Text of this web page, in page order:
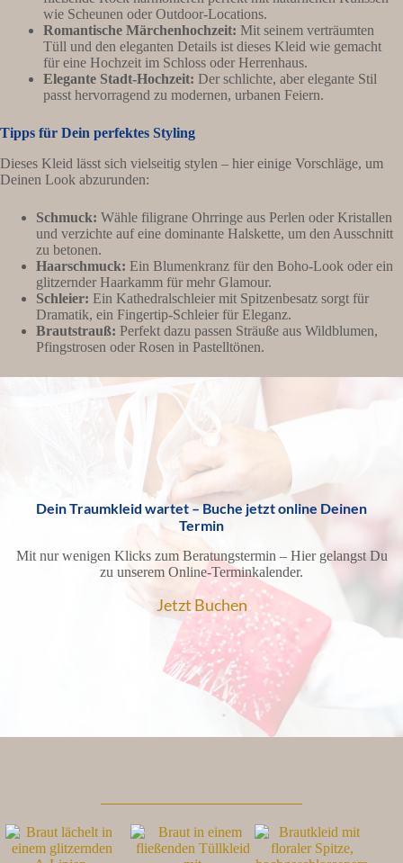
wie Scheunen oder Outdoor-Locations.
Romantische Märchenhochzeit: Mit seinem verträumten
Tüll und den eleganten Details ist dieses Kleid wie gemacht
für eine Hochzeit im Schloss oder Herrenhaus.
Elegante Stadt-Hochzeit: Der schlichte, aber elegante Stil
passt hervorragend zu modernen, urbanen Feiern.
Tipps für Dein perfektes Styling
Dieses Kleid lässt sich vielseitig stylen – hier einige Vorschläge, um
Deinen Look abzurunden:
Schmuck: Wähle filigrane Ohrringe aus Perlen oder Kristallen
und verzichte auf eine dominante Halskette, um den Ausschnitt
zu betonen.
Haarschmuck: Ein Blumenkranz für den Boho-Look oder ein
glitzernder Haarkamm für mehr Glamour.
Schleier: Ein Kathedralschleier mit Spitzenbesatz sorgt für
Dramatik, ein Fingertip-Schleier für Eleganz.
Brautstrauß: Perfekt dazu passen Sträuße aus Wildblumen,
Pfingstrosen oder Rosen in Pastelltönen.
Dein Traumkleid wartet – Buche jetzt online Deinen
Termin
Mit nur wenigen Klicks zum Beratungstermin – Hier gelangst Du
zu unserem Online-Terminkalender.
Jetzt Buchen